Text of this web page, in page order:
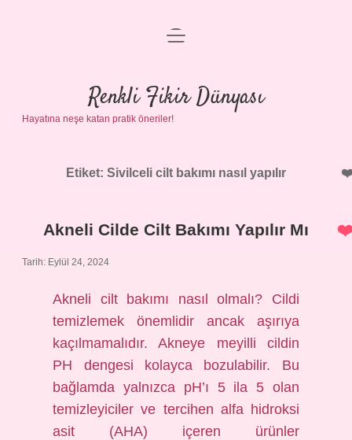
Anasayfa
Gizlilik Politikası
Yasal Uyarı
menüyü
Renkli Fikir Dünyası
Hayatına neşe katan pratik öneriler!
Etiket: Sivilceli cilt bakımı nasıl yapılır
Akneli Cilde Cilt Bakımı Yapılır Mı
Tarih: Eylül 24, 2024
Akneli cilt bakımı nasıl olmalı? Cildi
temizlemek önemlidir ancak aşırıya
kaçılmamalıdır. Akneye meyilli cildin
PH dengesi kolayca bozulabilir. Bu
bağlamda yalnızca pH’ı 5 ila 5 olan
temizleyiciler ve tercihen alfa hidroksi
asit (AHA) içeren ürünler